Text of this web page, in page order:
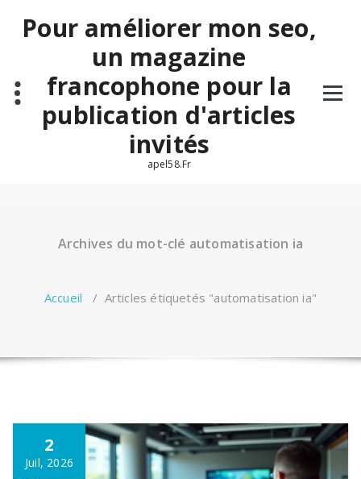
contenuPour améliorer mon seo,
un magazine
francophone pour la
publication d'articles
invités
apel58.Fr
Archives du mot-clé automatisation ia
Accueil / Articles étiquetés "automatisation ia"
2
Juil, 2026